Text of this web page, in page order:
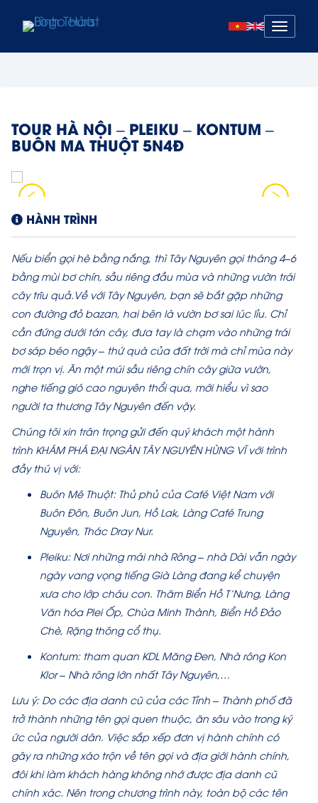
Mở
menu
TOUR HÀ NỘI – PLEIKU – KONTUM –
BUÔN MA THUỘT 5N4Đ
HÀNH TRÌNH
Nếu biển gọi hè bằng nắng, thì Tây Nguyên gọi tháng 4–6
bằng mùi bơ chín, sầu riêng đầu mùa và những vườn trái
cây trĩu quả.Về với Tây Nguyên, bạn sẽ bắt gặp những
con đường đỏ bazan, hai bên là vườn bơ sai lúc lỉu. Chỉ
cần đứng dưới tán cây, đưa tay là chạm vào những trái
bơ sáp béo ngậy – thứ quà của đất trời mà chỉ mùa này
mới trọn vị. Ăn một múi sầu riêng chín cây giữa vườn,
nghe tiếng gió cao nguyên thổi qua, mới hiểu vì sao
người ta thương Tây Nguyên đến vậy.
Chúng tôi xin trân trọng gửi đến quý khách một hành
trình KHÁM PHÁ ĐẠI NGÀN TÂY NGUYÊN HÙNG VĨ với trình
đầy thú vị với:
Buôn Mê Thuột: Thủ phủ của Café Việt Nam với
Buôn Đôn, Buôn Jun, Hồ Lak, Làng Café Trung
Nguyên, Thác Dray Nur.
Pleiku: Nơi những mái nhà Rông – nhà Dài vẫn ngày
ngày vang vọng tiếng Già Làng đang kể chuyện
xưa cho lớp cháu con. Thăm Biển Hồ T’Nưng, Làng
Văn hóa Plei Ốp, Chùa Minh Thành, Biển Hồ Đảo
Chè, Rặng thông cổ thụ.
Kontum: tham quan KDL Măng Đen, Nhà rông Kon
Klor – Nhà rông lớn nhất Tây Nguyên,…
Lưu ý: Do các địa danh cũ của các Tỉnh – Thành phố đã
trở thành những tên gọi quen thuộc, ăn sâu vào trong ký
ức của người dân. Việc sắp xếp đơn vị hành chính có
gây ra những xáo trộn về tên gọi và địa giới hành chính,
đôi khi làm khách hàng không nhớ được địa danh cũ
chính xác. Nên trong chương trình này, toàn bộ các tên